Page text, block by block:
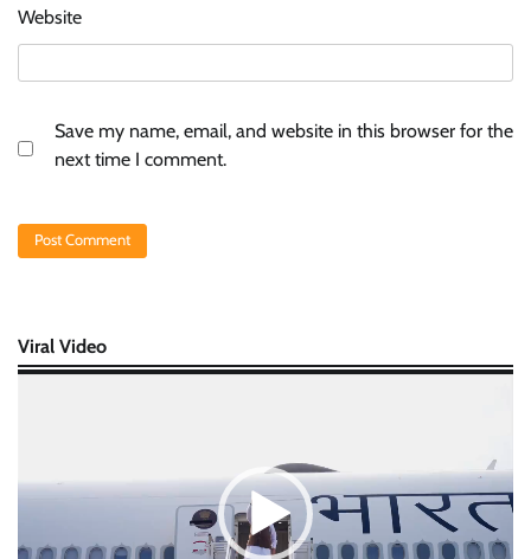
Website
Save my name, email, and website in this browser for the
next time I comment.
Viral Video